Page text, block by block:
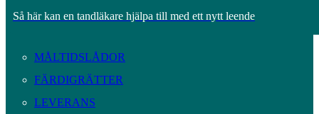
Så här kan en tandläkare hjälpa till med ett nytt leende
MÅLTIDSLÅDOR
FÄRDIGRÄTTER
LEVERANS